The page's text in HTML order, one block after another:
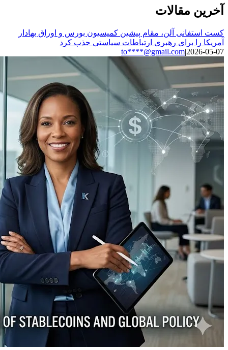
آخرین مقالات
کست استفانی آلن، مقام پیشین کمیسیون بورس و اوراق بهادار
آمریکا را برای رهبری ارتباطات سیاستی جذب کرد
to****@gmail.com|2026-05-07